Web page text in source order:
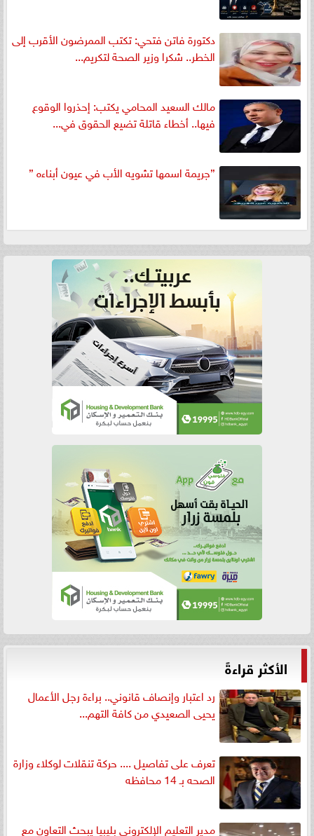
دكتورة فاتن فتحي: تكتب الممرضون الأقرب إلى
الخطر.. شكرا وزير الصحة لتكريم...
مالك السعيد المحامي يكتب: إحذروا الوقوع
فيها.. أخطاء قاتلة تضيع الحقوق في...
”جريمة اسمها تشويه الأب في عيون أبناءه ”
الأكثر قراءةً
رد اعتبار وإنصاف قانوني.. براءة رجل الأعمال
يحيى الصعيدي من كافة التهم...
تعرف على تفاصيل .... حركة تنقلات لوكلاء وزارة
الصحه بـ 14 محافظه
مدير التعليم الإلكتروني بليبيا يبحث التعاون مع